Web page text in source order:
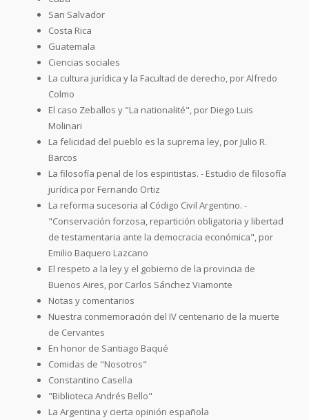
San Salvador
Costa Rica
Guatemala
Ciencias sociales
La cultura jurídica y la Facultad de derecho, por Alfredo
Colmo
El caso Zeballos y "La nationalité", por Diego Luis
Molinari
La felicidad del pueblo es la suprema ley, por Julio R.
Barcos
La filosofía penal de los espiritistas. - Estudio de filosofía
jurídica por Fernando Ortiz
La reforma sucesoria al Código Civil Argentino. -
"Conservación forzosa, repartición obligatoria y libertad
de testamentaria ante la democracia económica", por
Emilio Baquero Lazcano
El respeto a la ley y el gobierno de la provincia de
Buenos Aires, por Carlos Sánchez Viamonte
Notas y comentarios
Nuestra conmemoración del IV centenario de la muerte
de Cervantes
En honor de Santiago Baqué
Comidas de "Nosotros"
Constantino Casella
"Biblioteca Andrés Bello"
La Argentina y cierta opinión española